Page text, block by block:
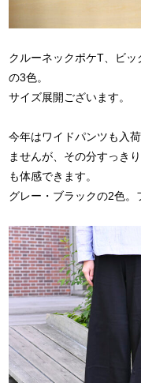
クルーネックポケT、ビ
の3色。
サイズ展開ございます。
今年はワイドパンツも入
ませんが、その分すっき
も体感できます。
グレー・ブラックの2色。